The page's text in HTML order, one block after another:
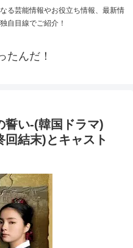
る芸能情報やお役立ち情報、最新情
自目線でご紹介！
たんだ！
誓い-(韓国ドラマ)
結末)とキャスト